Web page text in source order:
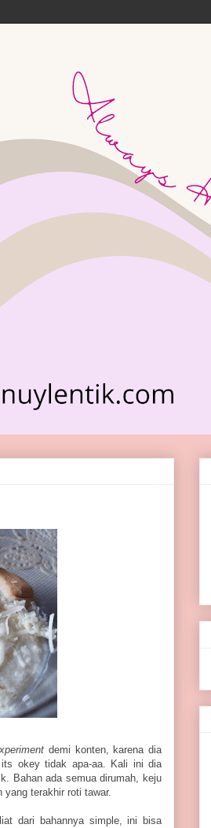
demi konten, karena dia
okey tidak apa-aa. Kali ini dia
Bahan ada semua dirumah, keju
terakhir roti tawar.
dari bahannya simple, ini bisa